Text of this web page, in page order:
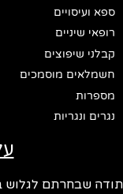
ספא ועיסויים
רופאי שיניים
קבלני שיפוצים
חשמלאים מוסמכים
מספרות
נגרים ונגריות
תודה שבחרתם לגלוש